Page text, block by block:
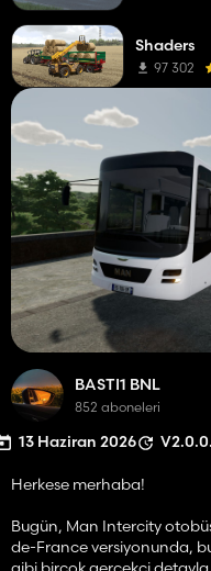
BASTI1 BNL
852 aboneleri
13 Haziran 2026
Herkese merhaba!
Bugün, Man Intercity
de-France versiyonunda,
Shaders
97 302